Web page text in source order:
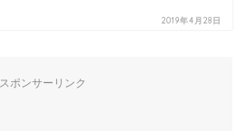
2019年4月28日
スポンサーリンク